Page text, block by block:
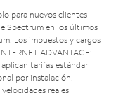
para nuevos clientes
Spectrum en los últimos
Los impuestos y cargos
ADVANTAGE:
tarifas estándar
por instalación.
reales